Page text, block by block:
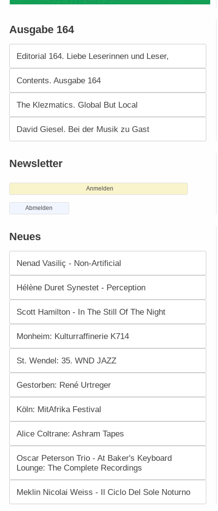
Ausgabe 164
Editorial 164. Liebe Leserinnen und Leser,
Contents. Ausgabe 164
The Klezmatics. Global But Local
David Giesel. Bei der Musik zu Gast
Newsletter
Anmelden
Abmelden
Neues
Nenad Vasiliç - Non-Artificial
Hélène Duret Synestet - Perception
Scott Hamilton - In The Still Of The Night
Monheim: Kulturraffinerie K714
St. Wendel: 35. WND JAZZ
Gestorben: René Urtreger
Köln: MitAfrika Festival
Alice Coltrane: Ashram Tapes
Oscar Peterson Trio - At Baker's Keyboard
Lounge: The Complete Recordings
Meklin Nicolai Weiss - Il Ciclo Del Sole Noturno